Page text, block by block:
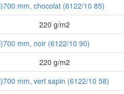
mm, chocolat (6122/10 85)
220 g/m2
mm, noir (6122/10 90)
220 g/m2
mm, vert sapin (6122/10 58)